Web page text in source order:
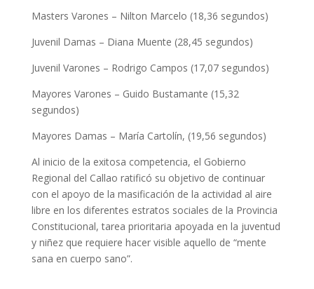
Masters Varones – Nilton Marcelo (18,36 segundos)
Juvenil Damas – Diana Muente (28,45 segundos)
Juvenil Varones – Rodrigo Campos (17,07 segundos)
Mayores Varones – Guido Bustamante (15,32
segundos)
Mayores Damas – María Cartolín, (19,56 segundos)
Al inicio de la exitosa competencia, el Gobierno
Regional del Callao ratificó su objetivo de continuar
con el apoyo de la masificación de la actividad al aire
libre en los diferentes estratos sociales de la Provincia
Constitucional, tarea prioritaria apoyada en la juventud
y niñez que requiere hacer visible aquello de “mente
sana en cuerpo sano”.